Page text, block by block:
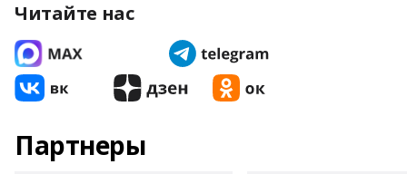
Читайте нас
Партнеры